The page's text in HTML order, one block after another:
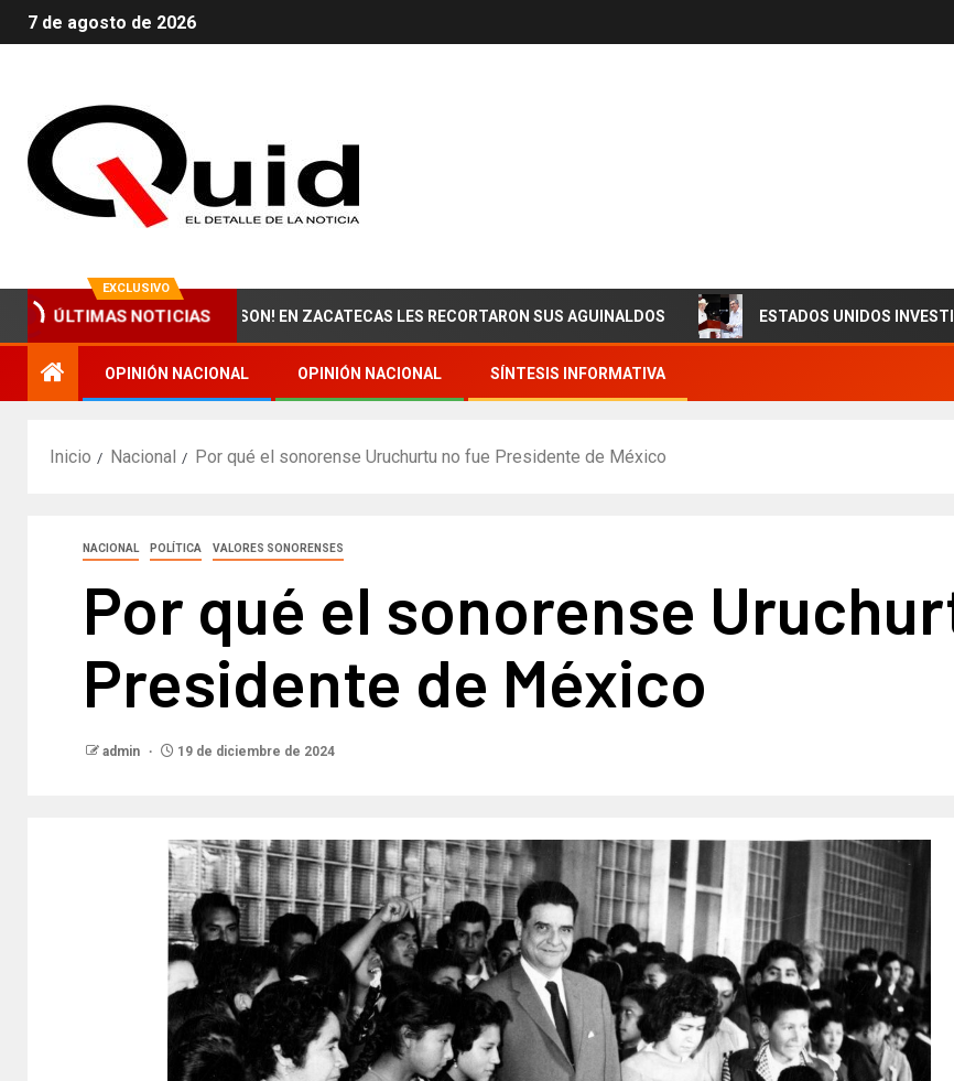
7 de agosto de 2026
EXCLUSIVO
ÚLTIMAS NOTICIAS
DE ISSSTESON! EN ZACATECAS LES RECORTARON SUS AGUINALDOS ESTADOS UNIDOS INVESTIGA A
OPINIÓN NACIONAL OPINIÓN NACIONAL SÍNTESIS INFORMATIVA
Inicio Nacional Por qué el sonorense Uruchurtu no fue Presidente de México
NACIONAL POLÍTICA VALORES SONORENSES
Por qué el sonorense
Presidente de México
admin 19 de diciembre de 2024